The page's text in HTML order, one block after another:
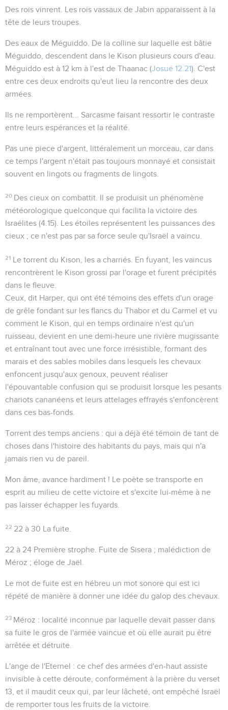
Des rois vinrent . Les rois vassaux de Jabin apparaissent à la
tête de leurs troupes.
Des eaux de Méguiddo . De la colline sur laquelle est bâtie
Méguiddo, descendent dans le Kison plusieurs cours d'eau.
Méguiddo est à 12 km à l'est de Thaanac (Josué 12.21). C'est
entre ces deux endroits qu'eut lieu la rencontre des deux
armées.
Ils ne remportèrent...
Sarcasme faisant ressortir le contraste
entre leurs espérances et la réalité.
Pas une piece d'argent , littéralement un morceau , car dans
ce temps l'argent n'était pas toujours monnayé et consistait
souvent en lingots ou fragments de lingots.
20 Des cieux on combattit . Il se produisit un phénomène
météorologique quelconque qui facilita la victoire des
Israélites (4.15). Les étoiles représentent les puissances des
cieux ; ce n'est pas par sa force seule qu'Israël a vaincu.
21 Le torrent du Kison, les a charriés . En fuyant, les vaincus
rencontrèrent le Kison grossi par l'orage et furent précipités
dans le fleuve.
Ceux , dit Harper, qui ont été témoins des effets d'un orage
de grêle fondant sur les flancs du Thabor et du Carmel et vu
comment le Kison, qui en temps ordinaire n'est qu'un
ruisseau, devient en une demi-heure une rivière mugissante
et entraînant tout avec une force irrésistible, formant des
marais et des sables mobiles dans lesquels les chevaux
enfoncent jusqu'aux genoux, peuvent réaliser
l'épouvantable confusion qui se produisit lorsque les pesants
chariots cananéens et leurs attelages effrayés s'enfoncèrent
dans ces bas-fonds.
Torrent des temps anciens : qui a déjà été témoin de tant de
choses dans l'histoire des habitants du pays, mais qui n'a
jamais rien vu de pareil.
Mon âme, avance hardiment ! Le poète se transporte en
esprit au milieu de cette victoire et s'excite lui-même à ne
pas laisser échapper les fuyards.
22 22 à 30 La fuite.
22 à 24 Première strophe. Fuite de Sisera ; malédiction de
Méroz ; éloge de Jaël.
Le mot de fuite est en hébreu un mot sonore qui est ici
répété de manière à donner une idée du galop des chevaux.
23 Méroz : localité inconnue par laquelle devait passer dans
sa fuite le gros de l'armée vaincue et où elle aurait pu être
arrêtée et détruite.
L'ange de l'Eternel : ce chef des armées d'en-haut assiste
invisible à cette déroute, conformément à la prière du verset
13, et il maudit ceux qui, par leur lâcheté, ont empêché Israël
de remporter tous les fruits de la victoire.